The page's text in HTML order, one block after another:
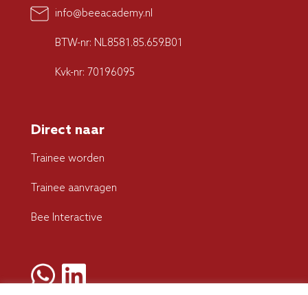
info@beeacademy.nl
BTW-nr: NL8581.85.659.B01
Kvk-nr: 70196095
Direct naar
Trainee worden
Trainee aanvragen
Bee Interactive